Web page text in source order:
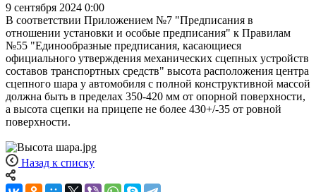
9 сентября 2024 0:00
В соответствии Приложением №7 "Предписания в
отношении установки и особые предписания" к Правилам
№55 "Единообразные предписания, касающиеся
официального утверждения механических сцепных устройств
составов транспортных средств" высота расположения центра
сцепного шара у автомобиля с полной конструктивной массой
должна быть в пределах 350-420 мм от опорной поверхности,
а высота сцепки на прицепе не более 430+/-35 от ровной
поверхности.
Назад к списку